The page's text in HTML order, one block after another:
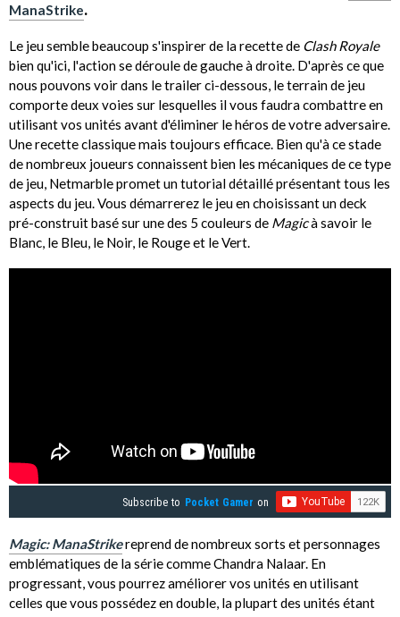
ManaStrike.
Le jeu semble beaucoup s'inspirer de la recette de Clash Royale
bien qu'ici, l'action se déroule de gauche à droite. D'après ce que
nous pouvons voir dans le trailer ci-dessous, le terrain de jeu
comporte deux voies sur lesquelles il vous faudra combattre en
utilisant vos unités avant d'éliminer le héros de votre adversaire.
Une recette classique mais toujours efficace. Bien qu'à ce stade
de nombreux joueurs connaissent bien les mécaniques de ce type
de jeu, Netmarble promet un tutorial détaillé présentant tous les
aspects du jeu. Vous démarrerez le jeu en choisissant un deck
pré-construit basé sur une des 5 couleurs de Magicà savoir le
Blanc, le Bleu, le Noir, le Rouge et le Vert.
Subscribe to Pocket Gamer on
Magic: ManaStrikereprend de nombreux sorts et personnages
emblématiques de la série comme Chandra Nalaar. En
progressant, vous pourrez améliorer vos unités en utilisant
celles que vous possédez en double, la plupart des unités étant